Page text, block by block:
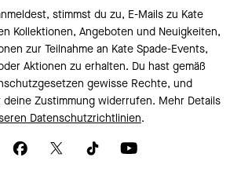
stimmst du zu, E-Mails zu Kate
Kollektionen, Angeboten und Neuigkeiten,
zur Teilnahme an Kate Spade-Events,
Aktionen zu erhalten. Du hast gemäß
gewisse Rechte, und
Zustimmung widerrufen. Mehr Details
Datenschutzrichtlinien.